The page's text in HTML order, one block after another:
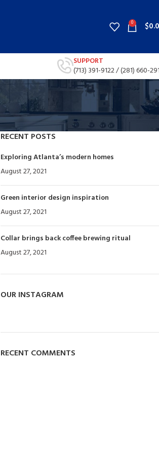
0 $
SUPPORT
(713) 391-9122 /(281) 660-
RECENT POSTS
Exploring Atlanta’s modern homes
August 27, 2021
Green interior design inspiration
August 27, 2021
Collar brings back coffee brewing ritual
August 27, 2021
OUR INSTAGRAM
RECENT COMMENTS